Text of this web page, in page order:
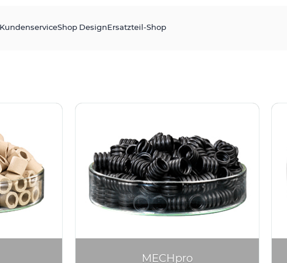
KundenserviceShop Design Ersatzteil-Shop
MECHpro